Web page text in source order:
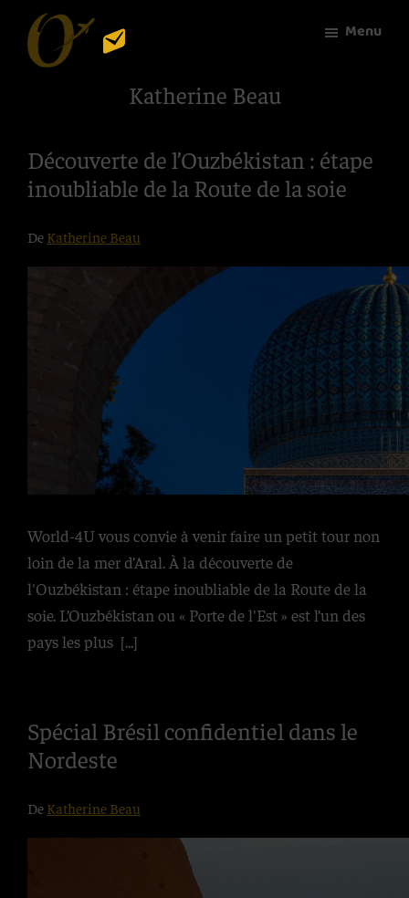
Passer
contenu
du
voyage
Menu
Katherine Beau
Découverte de l’Ouzbékistan : étape
inoubliable de la Route de la soie
De Katherine Beau
World-4U vous convie à venir faire un petit tour non
loin de la mer d’Aral. À la découverte de
l'Ouzbékistan : étape inoubliable de la Route de la
soie. L’Ouzbékistan ou « Porte de l'Est » est l’un des
pays les plus [...]
Spécial Brésil confidentiel dans le
Nordeste
De Katherine Beau